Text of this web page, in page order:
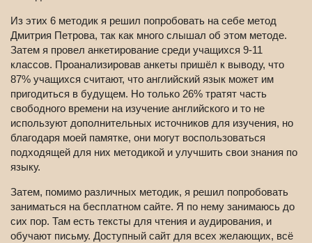
Из этих 6 методик я решил попробовать на себе метод
Дмитрия Петрова, так как много слышал об этом методе.
Затем я провел анкетирование среди учащихся 9-11
классов. Проанализировав анкеты пришёл к выводу, что
87% учащихся считают, что английский язык может им
пригодиться в будущем. Но только 26% тратят часть
свободного времени на изучение английского и то не
используют дополнительных источников для изучения, но
благодаря моей памятке, они могут воспользоваться
подходящей для них методикой и улучшить свои знания по
языку.
Затем, помимо различных методик, я решил попробовать
заниматься на бесплатном сайте. Я по нему занимаюсь до
сих пор. Там есть тексты для чтения и аудирования, и
обучают письму. Доступный сайт для всех желающих, всё